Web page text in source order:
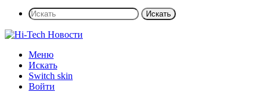
Искать
Меню
Искать
Switch skin
Войти